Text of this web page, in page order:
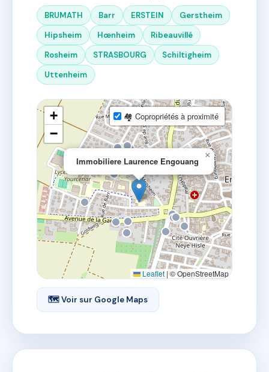
BRUMATH Barr ERSTEIN
Gerstheim
Hipsheim
Hœnheim
Ribeauvillé
Rosheim
STRASBOURG
Schiltigheim
Uttenheim
Immobiliere Laurence Engouang
×
+
−
🏘 Copropriétés à proximité
Leaflet | © OpenStreetMap
🗺 Voir sur Google Maps